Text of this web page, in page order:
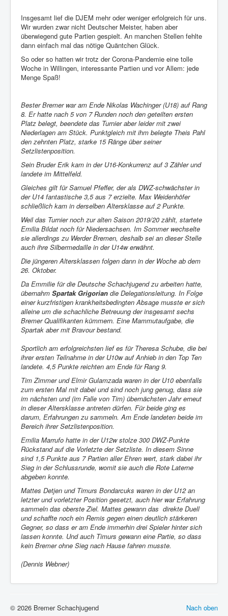
Insgesamt lief die DJEM mehr oder weniger erfolgreich für uns.
Wir wurden zwar nicht Deutscher Meister, haben aber
überwiegend gute Partien gespielt. An manchen Stellen fehlte
dann einfach mal das nötige Quäntchen Glück.
So oder so hatten wir trotz der Corona-Pandemie eine tolle
Woche in Willingen, interessante Partien und vor Allem: jede
Menge Spaß!
Bester Bremer war am Ende Nikolas Wachinger (U18) auf Rang
8. Er hatte nach 5 von 7 Runden noch den geteilten ersten
Platz belegt, beendete das Turnier aber leider mit zwei
Niederlagen am Stück. Punktgleich mit ihm belegte Theis Pahl
den zehnten Platz, starke 15 Ränge über seiner
Setzlistenposition.
Sein Bruder Erik kam in der U16-Konkurrenz auf 3 Zähler und
landete im Mittelfeld.
Gleiches gilt für Samuel Pfeffer, der als DWZ-schwächster in
der U14 fantastische 3,5 aus 7 erzielte. Max Weidenhöfer
schließlich kam in derselben Altersklasse auf 2 Punkte.
Weil das Turnier noch zur alten Saison 2019/20 zählt, startete
Emilia Bildat noch für Niedersachsen. Im Sommer wechselte
sie allerdings zu Werder Bremen, deshalb sei an dieser Stelle
auch ihre Silbermedaille in der U14w erwähnt.
Die jüngeren Altersklassen folgen dann in der Woche ab dem
26. Oktober.
Da Emmilie für die Deutsche Schachjugend zu arbeiten hatte,
übernahm Spartak Grigorian die Delegationsleitung. In Folge
einer kurzfristigen krankheitsbedingten Absage musste er sich
alleine um die schachliche Betreuung der insgesamt sechs
Bremer Qualifikanten kümmern. Eine Mammutaufgabe, die
Spartak aber mit Bravour bestand.
Sportlich am erfolgreichsten lief es für Theresa Schube, die bei
ihrer ersten Teilnahme in der U10w auf Anhieb in den Top Ten
landete. 4,5 Punkte reichten am Ende für Rang 9.
Tim Zimmer und Elmir Gulamzada waren in der U10 ebenfalls
zum ersten Mal mit dabei und sind noch jung genug, dass sie
im nächsten und (im Falle von Tim) übernächsten Jahr erneut
in dieser Altersklasse antreten dürfen. Für beide ging es
darum, Erfahrungen zu sammeln. Am Ende landeten beide im
Bereich ihrer Setzlistenposition.
Emilia Marrufo hatte in der U12w stolze 300 DWZ-Punkte
Rückstand auf die Vorletzte der Setzliste. In diesem Sinne
sind 1,5 Punkte aus 7 Partien aller Ehren wert, stark dabei ihr
Sieg in der Schlussrunde, womit sie auch die Rote Laterne
abgeben konnte.
Mattes Detjen und Timurs Bondarcuks waren in der U12 an
letzter und vorletzter Position gesetzt, auch hier war Erfahrung
sammeln das oberste Ziel. Mattes gewann das direkte Duell
und schaffte noch ein Remis gegen einen deutlich stärkeren
Gegner, so dass er am Ende immerhin drei Spieler hinter sich
lassen konnte. Und auch Timurs gewann eine Partie, so dass
kein Bremer ohne Sieg nach Hause fahren musste.
(Dennis Webner)
Nach oben
© 2026 Bremer Schachjugend